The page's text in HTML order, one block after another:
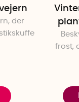
der
frost,